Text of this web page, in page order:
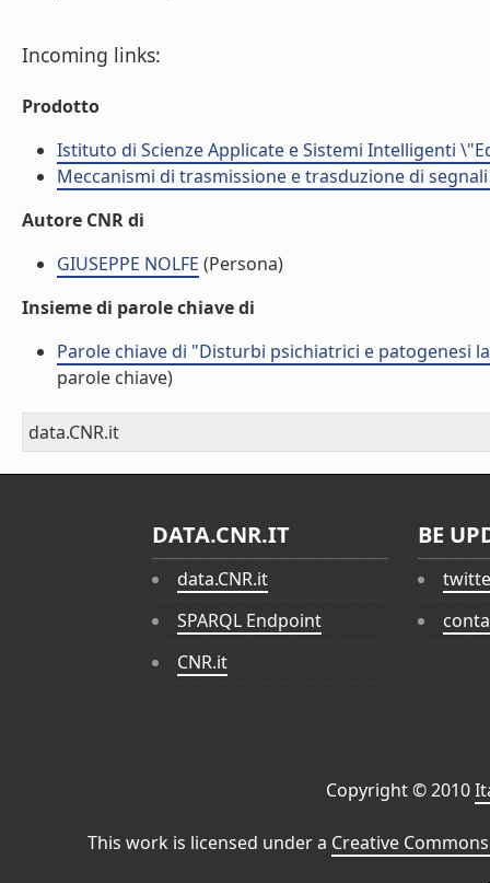
Incoming links:
Prodotto
Istituto di Scienze Applicate e Sistemi Intelligenti
Meccanismi di trasmissione e trasduzione di segnali
Autore CNR di
GIUSEPPE NOLFE (Persona)
Insieme di parole chiave di
Parole chiave di "Disturbi psichiatrici e patogenesi
parole chiave)
data.CNR.it
DATA.CNR.IT
data.CNR.it
SPARQL Endpoint
CNR.it
BE
Copyright © 2010
This work is licensed under a Creative